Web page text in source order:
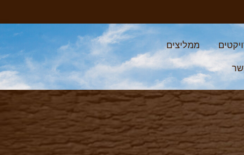
ממליצים